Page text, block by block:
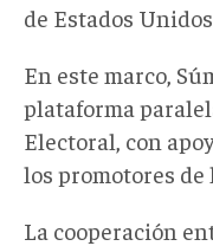
de Estados
En este marco,
plataforma
Electoral, con
los promotores de
La cooperación